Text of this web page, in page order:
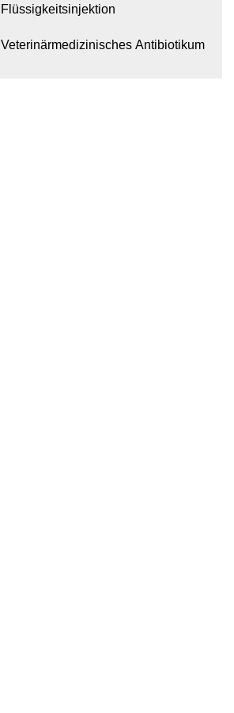
Flüssigkeitsinjektion
Veterinärmedizinisches Antibiotikum